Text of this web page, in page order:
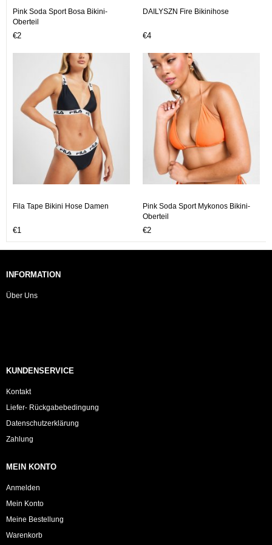
Pink Soda Sport Bosa Bikini-
Oberteil
€2
DAILYSZN Fire Bikinihose
€4
Fila Tape Bikini Hose Damen
€1
Pink Soda Sport Mykonos Bikini-
Oberteil
€2
INFORMATION
Über Uns
KUNDENSERVICE
Kontakt
Liefer- Rückgabebedingung
Datenschutzerklärung
Zahlung
MEIN KONTO
Anmelden
Mein Konto
Meine Bestellung
Warenkorb